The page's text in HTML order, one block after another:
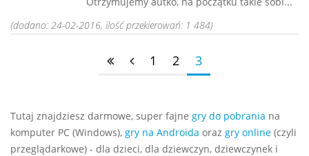
(dodano: 24-02-2016, ilość przekierowań: 1 484)
1 2 3
Tutaj znajdziesz darmowe, super fajne gry do pobrania na
komputer PC (Windows), gry na Androida oraz gry online (czyli
przeglądarkowe) - dla dzieci, dla dziewczyn, dziewczynek i